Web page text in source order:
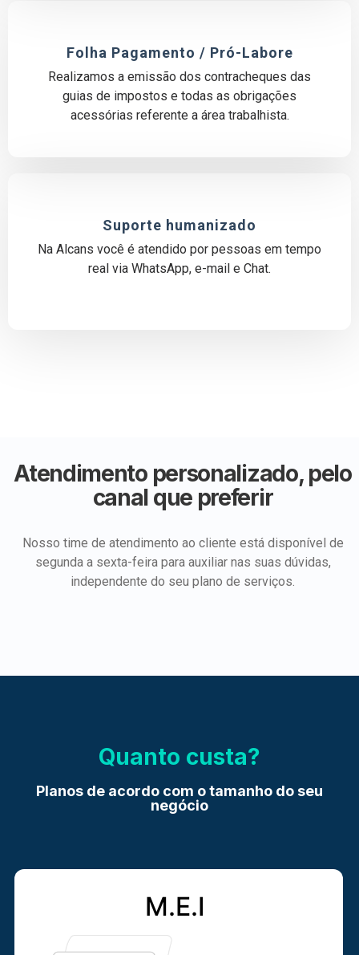
Folha Pagamento / Pró-Labore
Realizamos a emissão dos contracheques das
guias de impostos e todas as obrigações
acessórias referente a área trabalhista.
Suporte humanizado
Na Alcans você é atendido por pessoas em tempo
real via WhatsApp, e-mail e Chat.
Atendimento personalizado, pelo
canal que preferir
Nosso time de atendimento ao cliente está disponível de
segunda a sexta-feira para auxiliar nas suas dúvidas,
independente do seu plano de serviços.
Quanto custa?
Planos de acordo com o tamanho do seu
negócio
M.E.I